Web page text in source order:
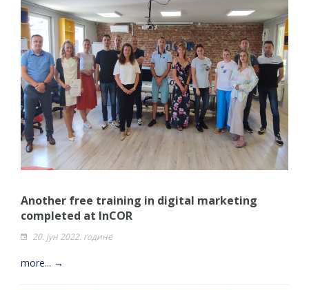
Another free training in digital marketing
completed at InCOR
20. јун 2022. године
more... →